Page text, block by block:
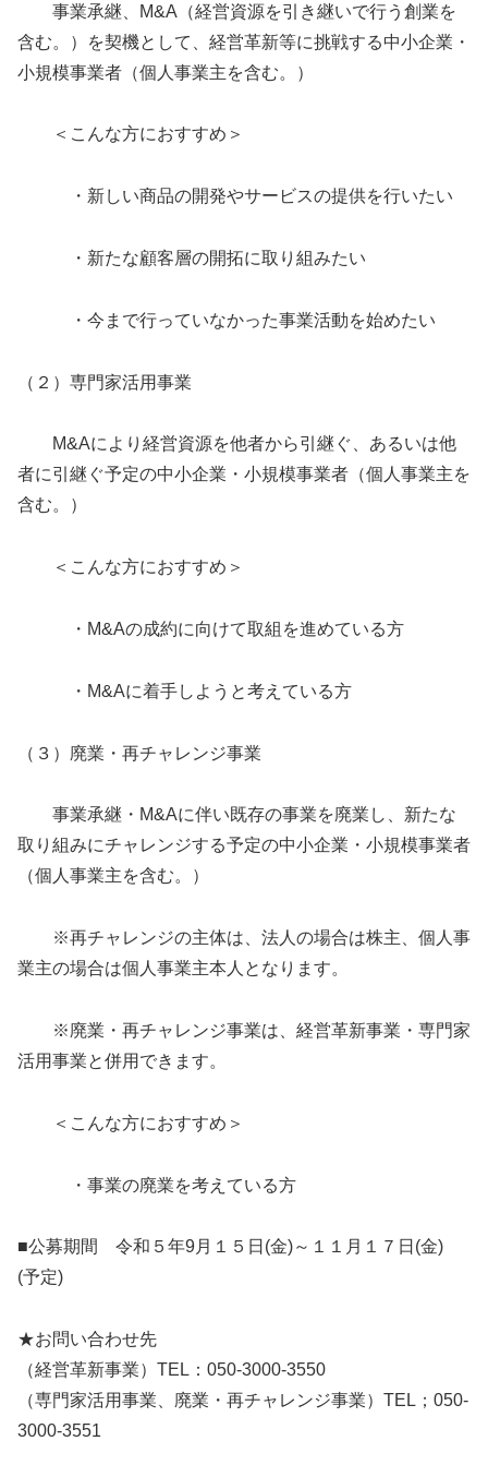
事業承継、M&A（経営資源を引き継いで行う創業を
含む。）を契機として、経営革新等に挑戦する中小企業・
小規模事業者（個人事業主を含む。）
＜こんな方におすすめ＞
・新しい商品の開発やサービスの提供を行いたい
・新たな顧客層の開拓に取り組みたい
・今まで行っていなかった事業活動を始めたい
（２）専門家活用事業
M&Aにより経営資源を他者から引継ぐ、あるいは他
者に引継ぐ予定の中小企業・小規模事業者（個人事業主を
含む。）
＜こんな方におすすめ＞
・M&Aの成約に向けて取組を進めている方
・M&Aに着手しようと考えている方
（３）廃業・再チャレンジ事業
事業承継・M&Aに伴い既存の事業を廃業し、新たな
取り組みにチャレンジする予定の中小企業・小規模事業者
（個人事業主を含む。）
※再チャレンジの主体は、法人の場合は株主、個人事
業主の場合は個人事業主本人となります。
※廃業・再チャレンジ事業は、経営革新事業・専門家
活用事業と併用できます。
＜こんな方におすすめ＞
・事業の廃業を考えている方
■公募期間 令和５年9月１５日(金)～１１月１７日(金)
(予定)
★お問い合わせ先
（経営革新事業）TEL：050-3000-3550
（専門家活用事業、廃業・再チャレンジ事業）TEL；050-
3000-3551